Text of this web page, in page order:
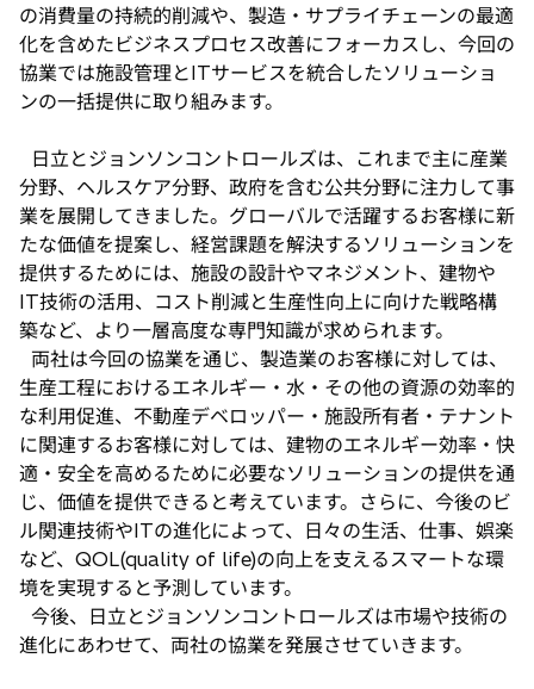
の消費量の持続的削減や、製造・サプライチェーンの最適
化を含めたビジネスプロセス改善にフォーカスし、今回の
協業では施設管理とITサービスを統合したソリューショ
ンの一括提供に取り組みます。
日立とジョンソンコントロールズは、これまで主に産業
分野、ヘルスケア分野、政府を含む公共分野に注力して事
業を展開してきました。グローバルで活躍するお客様に新
たな価値を提案し、経営課題を解決するソリューションを
提供するためには、施設の設計やマネジメント、建物や
IT技術の活用、コスト削減と生産性向上に向けた戦略構
築など、より一層高度な専門知識が求められます。
両社は今回の協業を通じ、製造業のお客様に対しては、
生産工程におけるエネルギー・水・その他の資源の効率的
な利用促進、不動産デベロッパー・施設所有者・テナント
に関連するお客様に対しては、建物のエネルギー効率・快
適・安全を高めるために必要なソリューションの提供を通
じ、価値を提供できると考えています。さらに、今後のビ
ル関連技術やITの進化によって、日々の生活、仕事、娯楽
など、QOL(quality of life)の向上を支えるスマートな環
境を実現すると予測しています。
今後、日立とジョンソンコントロールズは市場や技術の
進化にあわせて、両社の協業を発展させていきます。